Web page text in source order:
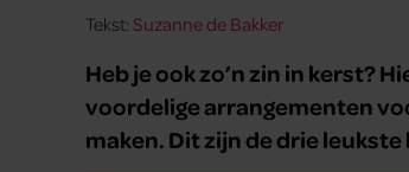
Tekst: Suzanne de Bakker
Heb je ook zo’n zin in kerst?
voordelige arrangementen
maken. Dit zijn de drie